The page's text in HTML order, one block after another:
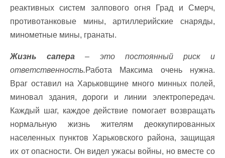
реактивных систем залпового огня Град и Смерч,
противотанковые мины, артиллерийские снаряды,
минометные мины, гранаты.
Жизнь сапера– это постоянный риск и
ответственность.Работа Максима очень нужна.
Враг оставил на Харьковщине много минных полей,
миновал здания, дороги и линии электропередач.
Каждый шаг, каждое действие помогает возвращать
нормальную жизнь жителям деоккупированных
населенных пунктов Харьковского района, защищая
их от опасности. Он видел ужасы войны, но вместе со